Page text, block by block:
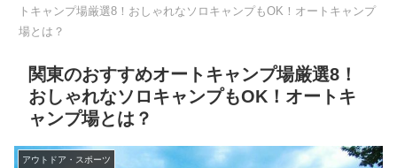
トキャンプ場厳選8！おしゃれなソロキャンプもOK！オートキャンプ
場とは？
関東のおすすめオートキャンプ場厳選8！
おしゃれなソロキャンプもOK！オートキ
ャンプ場とは？
アウトドア・スポーツ